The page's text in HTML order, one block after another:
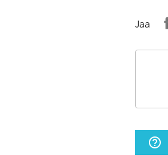
Jaa
help_outline